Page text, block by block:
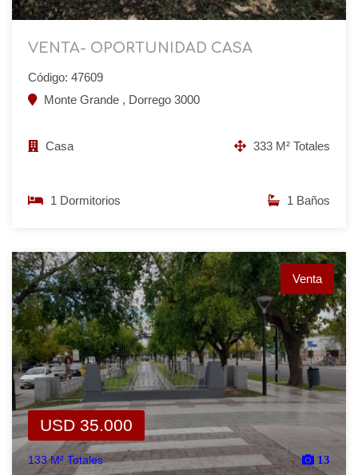
VENTA- OPORTUNIDAD CASA
Código: 47609
Monte Grande , Dorrego 3000
Casa 333 M² Totales
1 Dormitorios 1 Baños
Venta
USD 35.000
133 M² Totales 13